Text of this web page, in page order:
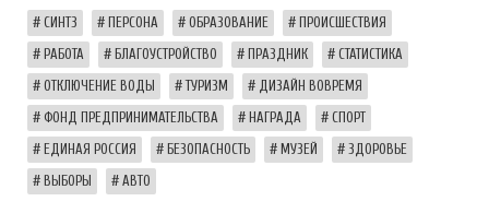
СИНТЗ ПЕРСОНА ОБРАЗОВАНИЕ ПРОИСШЕСТВИЯ
РАБОТА БЛАГОУСТРОЙСТВО ПРАЗДНИК СТАТИСТИКА
ОТКЛЮЧЕНИЕ ВОДЫ ТУРИЗМ ДИЗАЙН ВОВРЕМЯ
ФОНД ПРЕДПРИНИМАТЕЛЬСТВА НАГРАДА СПОРТ
ЕДИНАЯ РОССИЯ БЕЗОПАСНОСТЬ МУЗЕЙ ЗДОРОВЬЕ
ВЫБОРЫ АВТО